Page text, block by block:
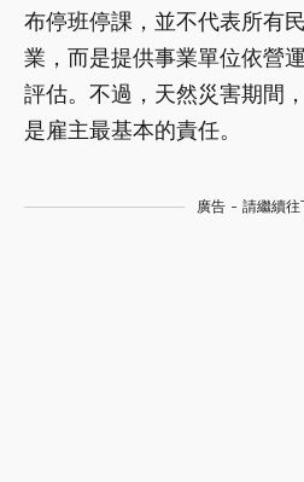
布停班停課，並不代表所有
業，而是提供事業單位依營
評估。不過，天然災害期間
是雇主最基本的責任。
廣告 - 請繼續往